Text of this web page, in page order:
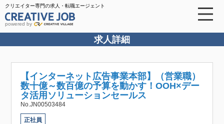
クリエイター専門の求人・転職エージェント
powered by
求人詳細
【インターネット広告事業本部】（営業職）
数十億～数百億の予算を動かす！OOH×デー
タ活用ソリューションセールス
No.JN00503484
正社員